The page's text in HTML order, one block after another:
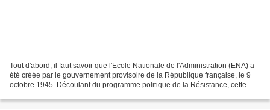
Tout d'abord, il faut savoir que l'Ecole Nationale de l'Administration (ENA) a
été créée par le gouvernement provisoire de la République française, le 9
octobre 1945. Découlant du programme politique de la Résistance, cette